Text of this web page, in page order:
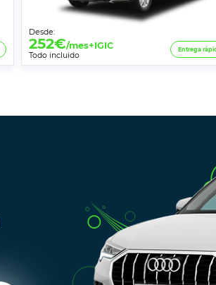
Desde:
252€/mes+IGIC
Todo incluido
Entrega